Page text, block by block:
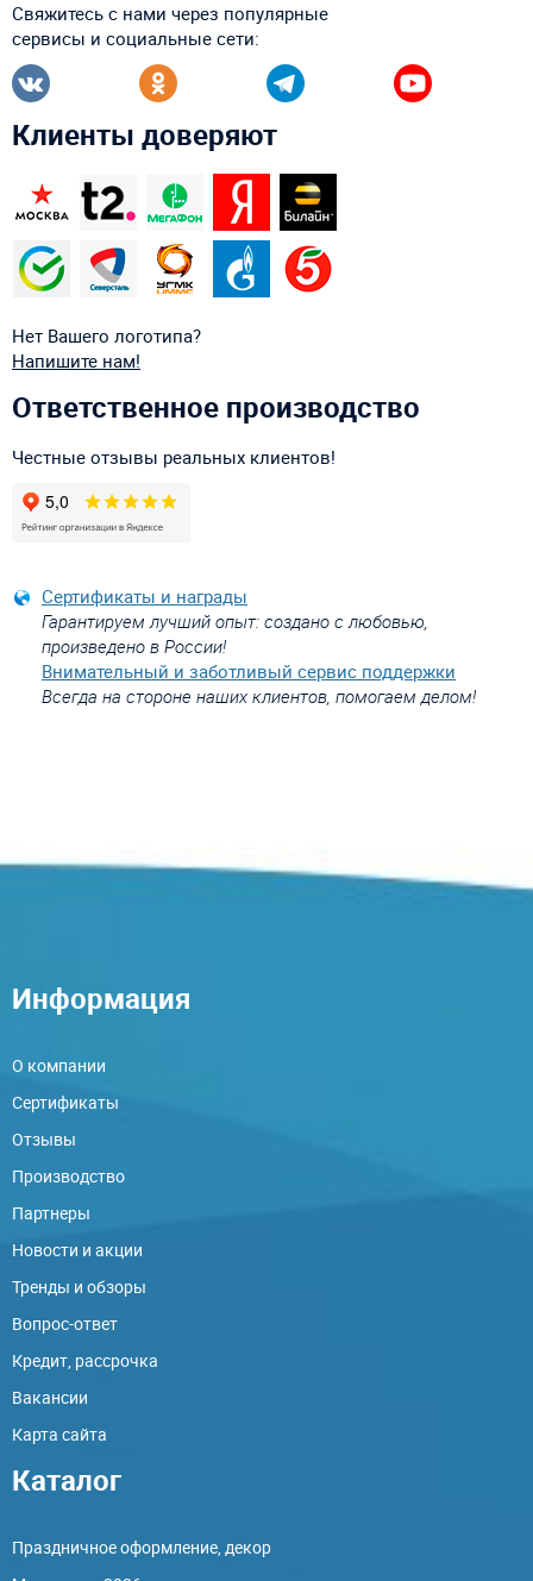
Свяжитесь с нами через популярные
сервисы и социальные сети:
Клиенты доверяют
Нет Вашего логотипа?
Напишите нам!
Ответственное производство
Честные отзывы реальных клиентов!
Сертификаты и награды
Гарантируем лучший опыт: создано с любовью,
произведено в России!
Внимательный и заботливый сервис поддержки
Всегда на стороне наших клиентов, помогаем делом!
Информация
О компании
Сертификаты
Отзывы
Производство
Партнеры
Новости и акции
Тренды и обзоры
Вопрос-ответ
Кредит, рассрочка
Вакансии
Карта сайта
Каталог
Праздничное оформление, декор